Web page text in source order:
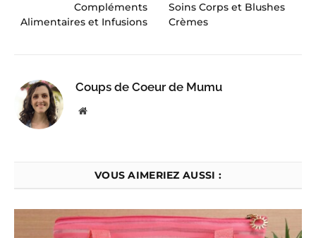
Compléments
Alimentaires et Infusions
Soins Corps et Blushes
Crèmes
Coups de Coeur de Mumu
Website
VOUS AIMERIEZ AUSSI :